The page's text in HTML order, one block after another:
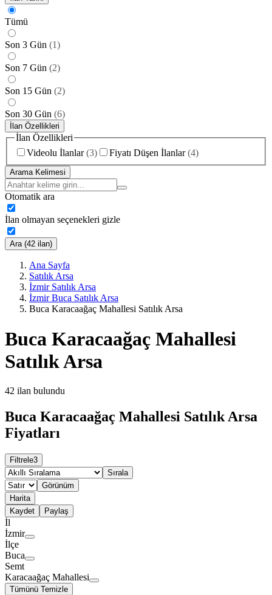
Tümü
Son 3 Gün (1)
Son 7 Gün (2)
Son 15 Gün (2)
Son 30 Gün (6)
İlan Özellikleri
İlan Özellikleri
Videolu İlanlar (3) Fiyatı Düşen İlanlar (4)
Arama Kelimesi
Otomatik ara
İlan olmayan seçenekleri gizle
Ara (42 ilan)
Ana Sayfa
Satılık Arsa
İzmir Satılık Arsa
İzmir Buca Satılık Arsa
Buca Karacaağaç Mahallesi Satılık Arsa
Buca Karacaağaç Mahallesi
Satılık Arsa
42 ilan bulundu
Buca Karacaağaç Mahallesi Satılık Arsa
Fiyatları
Filtrele3
Sırala
Görünüm
Harita
Kaydet
Paylaş
İl
İzmir
İlçe
Buca
Semt
Karacaağaç Mahallesi
Tümünü Temizle